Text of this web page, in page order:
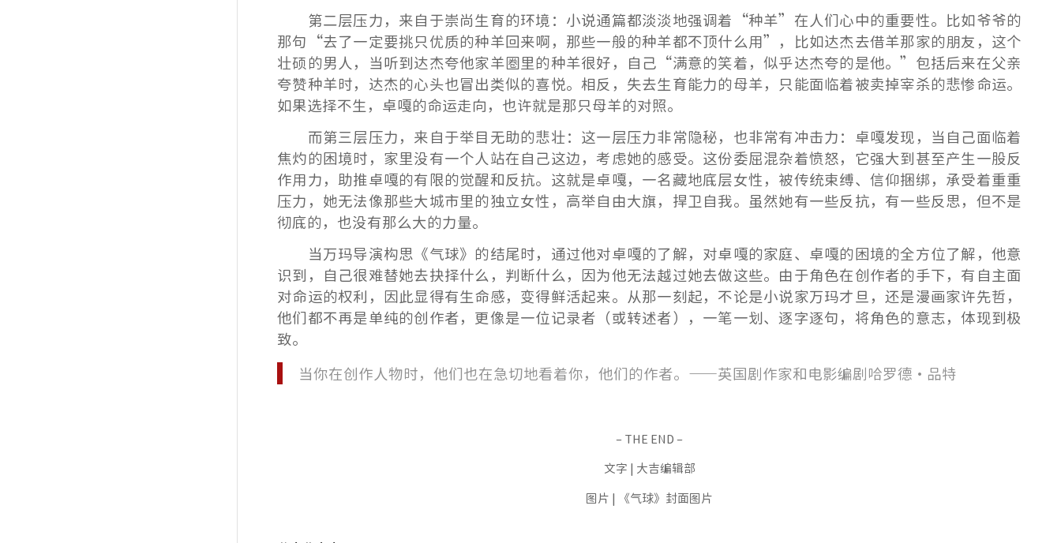
第二层压力，来自于崇尚生育的环境：小说通篇都淡淡地强调着“种羊”在人们心中的重要性。比如爷爷的
那句“去了一定要挑只优质的种羊回来啊，那些一般的种羊都不顶什么用”，比如达杰去借羊那家的朋友，这个
壮硕的男人，当听到达杰夸他家羊圈里的种羊很好，自己“满意的笑着，似乎达杰夸的是他。”包括后来在父亲
夸赞种羊时，达杰的心头也冒出类似的喜悦。 相反，失去生育能力的母羊，只能面临着被卖掉宰杀的悲惨命运。
如果选择不生，卓嘎的命运走向，也许就是那只母羊的对照。
而第三层压力，来自于举目无助的悲壮：这一层压力非常隐秘，也非常有冲击力：卓嘎发现，当自己面临着
焦灼的困境时，家里没有一个人站在自己这边，考虑她的感受。这份委屈混杂着愤怒，它强大到甚至产生一股反
作用力，助推卓嘎的有限的觉醒和反抗。 这就是卓嘎，一名藏地底层女性，被传统束缚、信仰捆绑，承受着重重
压力，她无法像那些大城市里的独立女性，高举自由大旗，捍卫自我。虽然她有一些反抗，有一些反思，但不是
彻底的，也没有那么大的力量。
当万玛导演构思《气球》的结尾时，通过他对卓嘎的了解，对卓嘎的家庭、卓嘎的困境的全方位了解，他意
识到，自己很难替她去抉择什么，判断什么，因为他无法越过她去做这些。 由于角色在创作者的手下，有自主面
对命运的权利，因此显得有生命感，变得鲜活起来。从那一刻起，不论是小说家万玛才旦，还是漫画家许先哲，
他们都不再是单纯的创作者，更像是一位记录者（或转述者），一笔一划、逐字逐句，将角色的意志，体现到极
致。
当你在创作人物时，他们也在急切地看着你，他们的作者。——英国剧作家和电影编剧哈罗德·品特
– THE END –
文字 | 大吉编辑部
图片 | 《气球》封面图片